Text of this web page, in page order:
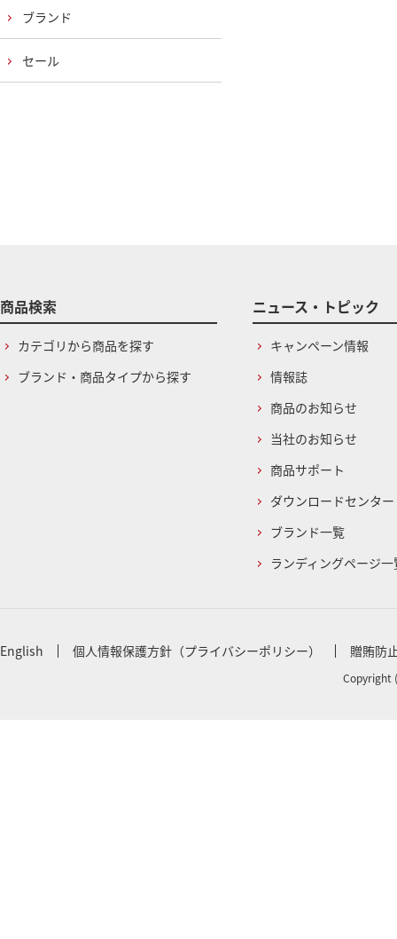
ブランド
セール
商品検索
カテゴリから商品を探す
ブランド・商品タイプから探す
ニュース・トピック
キャンペーン情報
情報誌
商品のお知らせ
当社のお知らせ
商品サポート
ダウンロードセンター
ブランド一覧
ランディングページ一
English 個人情報保護方針（プライバシーポリシー） 贈賄防
Copyright